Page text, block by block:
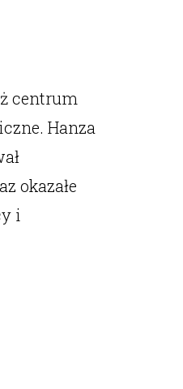
centrum
Hanza
okazałe
i